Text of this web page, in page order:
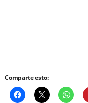
Comparte esto: